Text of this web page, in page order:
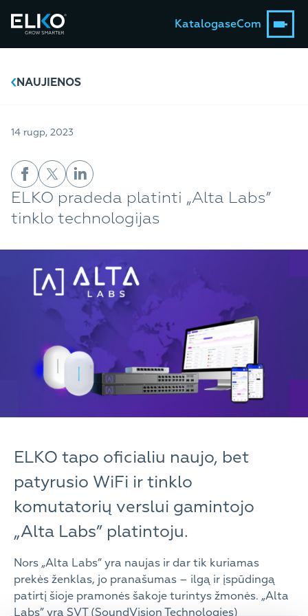
KatalogaseCom
NAUJIENOS
14 rugp, 2023
ELKO pradeda platinti „Alta Labs”
tinklo technologijas
ELKO tapo oficialiu naujo, bet
patyrusio WiFi ir tinklo
komutatorių verslui gamintojo
„Alta Labs” platintoju.
Nors „Alta Labs” yra naujas ir dar tik kuriamas
prekės ženklas, jo pranašumas – ilgą ir įspūdingą
patirtį šioje pramonės šakoje turintys žmonės. „Alta
Labs” yra SVT (SoundVision Technologies)